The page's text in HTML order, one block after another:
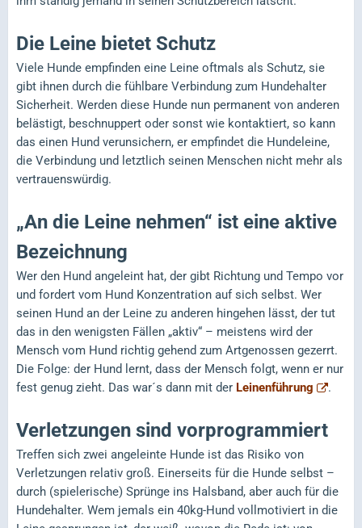
Die Leine bietet Schutz
Viele Hunde empfinden eine Leine oftmals als Schutz, sie
gibt ihnen durch die fühlbare Verbindung zum Hundehalter
Sicherheit. Werden diese Hunde nun permanent von anderen
belästigt, beschnuppert oder sonst wie kontaktiert, so kann
das einen Hund verunsichern, er empfindet die Hundeleine,
die Verbindung und letztlich seinen Menschen nicht mehr als
vertrauenswürdig.
„An die Leine nehmen“ ist eine aktive
Bezeichnung
Wer den Hund angeleint hat, der gibt Richtung und Tempo vor
und fordert vom Hund Konzentration auf sich selbst. Wer
seinen Hund an der Leine zu anderen hingehen lässt, der tut
das in den wenigsten Fällen „aktiv“ – meistens wird der
Mensch vom Hund richtig gehend zum Artgenossen gezerrt.
Die Folge: der Hund lernt, dass der Mensch folgt, wenn er nur
fest genug zieht. Das war´s dann mit der Leinenführung .
Verletzungen sind vorprogrammiert
Treffen sich zwei angeleinte Hunde ist das Risiko von
Verletzungen relativ groß. Einerseits für die Hunde selbst –
durch (spielerische) Sprünge ins Halsband, aber auch für die
Hundehalter. Wem jemals ein 40kg-Hund vollmotiviert in die